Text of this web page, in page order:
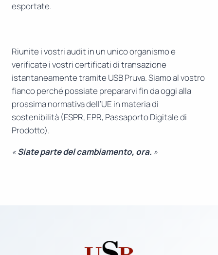
esportate.
Riunite i vostri audit in un unico organismo e
verificate i vostri certificati di transazione
istantaneamente tramite USB Pruva. Siamo al vostro
fianco perché possiate prepararvi fin da oggi alla
prossima normativa dell’UE in materia di
sostenibilità (ESPR, EPR, Passaporto Digitale di
Prodotto).
«Siate parte del cambiamento, ora. »